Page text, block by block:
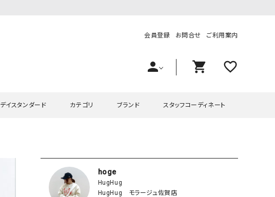
会員登録 お問合せ ご利用案内
person shopping_cart favorite_outline
デイスタンダード
チュニック
カテゴリ
ワンピース・チュニック
ブランド
ラッピンナイン/アンジェリコルーチェ
hagumu（ハグム）
スタッフコーディネート
hoge
HugHug
HugHug モラージュ佐賀店